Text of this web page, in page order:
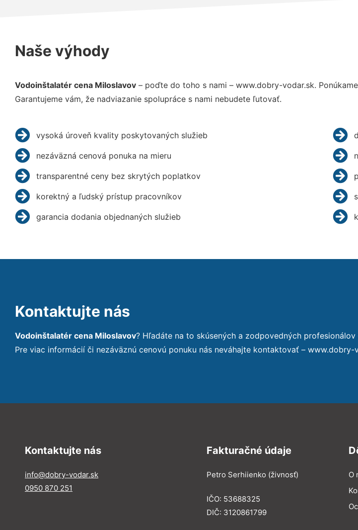
Naše výhody
Vodoinštalatér cena Miloslavov – poďte do toho s nami – www.dobry-vodar.sk.
Garantujeme vám, že nadviazanie spolupráce s nami nebudete ľutovať.
vysoká úroveň kvality poskytovaných služieb
nezáväzná cenová ponuka na mieru
transparentné ceny bez skrytých poplatkov
korektný a ľudský prístup pracovníkov
garancia dodania objednaných služieb
Kontaktujte nás
Vodoinštalatér cena Miloslavov? Hľadáte na to skúsených a zodpovedných
Pre viac informácií či nezáväznú cenovú ponuku nás neváhajte kontaktovať – www.dobry-
Kontaktujte nás
info@dobry-vodar.sk
0950 870 251
Fakturačné údaje
Petro Serhiienko (živnosť)
IČO: 53688325
DIČ: 3120861799
O